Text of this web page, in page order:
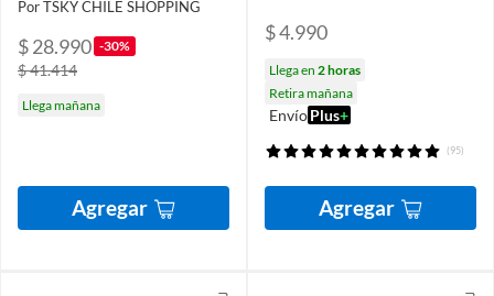
Por TSKY CHILE SHOPPING
$ 28.990 -30%
$ 41.414
Llega mañana
Agregar
$ 4.990
Llega en 2 horas
Retira mañana
EnvíoPlus+
(95)
Agregar